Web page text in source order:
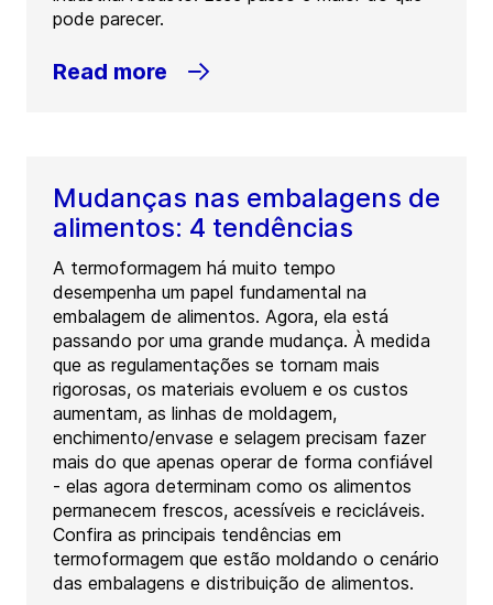
pode parecer.
Read more
Mudanças nas embalagens de
alimentos: 4 tendências
A termoformagem há muito tempo
desempenha um papel fundamental na
embalagem de alimentos. Agora, ela está
passando por uma grande mudança. À medida
que as regulamentações se tornam mais
rigorosas, os materiais evoluem e os custos
aumentam, as linhas de moldagem,
enchimento/envase e selagem precisam fazer
mais do que apenas operar de forma confiável
- elas agora determinam como os alimentos
permanecem frescos, acessíveis e recicláveis.
Confira as principais tendências em
termoformagem que estão moldando o cenário
das embalagens e distribuição de alimentos.